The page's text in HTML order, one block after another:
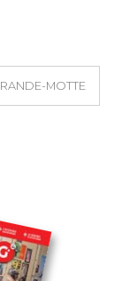
MOTTE